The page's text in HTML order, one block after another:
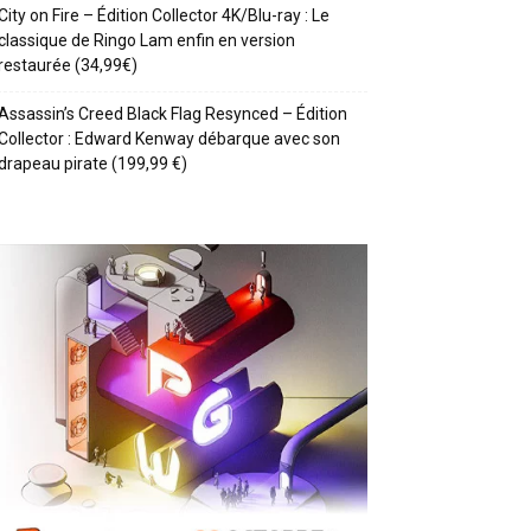
on Fire – Édition Collector 4K/Blu-ray : Le
de Ringo Lam enfin en version
(34,99€)
Creed Black Flag Resynced – Édition
: Edward Kenway débarque avec son
pirate (199,99 €)